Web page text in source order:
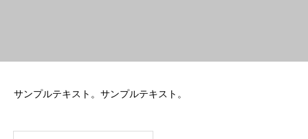
サンプルテキスト。サンプルテキスト。